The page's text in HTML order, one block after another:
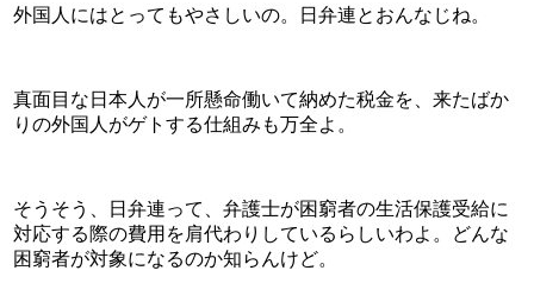
外国人にはとってもやさしいの。日弁連とおんなじね。
真面目な日本人が一所懸命働いて納めた税金を、来たばか
りの外国人がゲトする仕組みも万全よ。
そうそう、日弁連って、弁護士が困窮者の生活保護受給に
対応する際の費用を肩代わりしているらしいわよ。どんな
困窮者が対象になるのか知らんけど。